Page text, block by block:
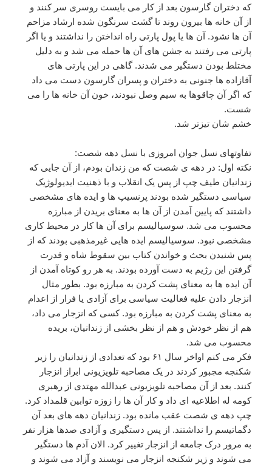
که دختران گارسون بعد از کار می بایست روسری سر کنند و
از آن خانه ها بیرون روند تا گشت سرنگون شده ارشاد مزاحم
آن ها نشود. آن ها یا پول پارتی راه انداختن را نداشتند و یا اگر
پارتی می رفتند به جشن های آن ها حمله می شد و به دلیل
مختلط بودن دستگیر می شدند. گاهی در این پارتی های
آقازاده ها جنونی به دختران و پسران گارسون دست می داد
که اگر آن چاقوها به سیم وصل نبودند، خون آن خانه ها را می
شست.
خشم شان تیزتر شد.
تفاوتهای نسل جوان امروزی با نسل دهه شصت:
نکته اول: در دهه ی شصت که من زندان بودم، از آن جایی که
زندانیان طیف چپ از پس یک انقلاب و با ذهنیت ایدیولوژیک
سیاسی دستگیر شده بودند پرنسیپ ها و ایده های مشخصی
داشتند که پایین آمدن از آن ها به معنای بریدن از مبارزه
محسوب می شد. سوسیالیسم برای آن ها کار در محیط کاری
مشخصی نبود. سوسیالیسم ایده هایی غیرمذهبی بودند که از
پس شنیدن بحث و خواندن کتاب بین سقوط شاه و قدرت
گرفتن این رژیم به دست آورده بودند. به هر رو کوتاه آمدن از
آن ایده ها به معنای پشت کردن به مبارزه بود. بطور مثال
انزجار دادن علیه فعالیت سیاسی برای آزادی یا فرار از اعدام
به معنای پشت کردن به مبارزه بود. کسی که انزجار می داد،
هم از نظر خودش و هم از نظر بخشی از زندانیان، بریده
محسوب می شد.
فکر می کنم اواخر سال ۶۱ بود که تعدادی از زندانیان را زیر
شکنجه مجبور کردند در یک مصاحبه تلویزیونی ابراز انزجار
کنند. بعد از آن مصاحبه تلویزیونی عبدالله مهتدی از رهبری
کومه له اطلاعیه ای داد و کار آن ها را زوزه توابین قلمداد کرد.
چپ دهه ی شصت عقب مانده بود. زندانیان دهه های بعد آن
دگماتیسم را نداشتند. از پس دستگیری و آزادی صدها هزار نفر
به مرور درک جامعه از انزجار تغییر کرد. الان آدم ها دستگیر
می شوند و زیر شکنجه انزجار می نویسند و آزاد می شوند و